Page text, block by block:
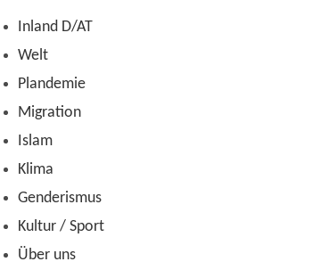
Zum
Inhalt
Inland D/AT
Welt
Plandemie
Migration
Islam
Klima
Genderismus
Kultur / Sport
Über uns